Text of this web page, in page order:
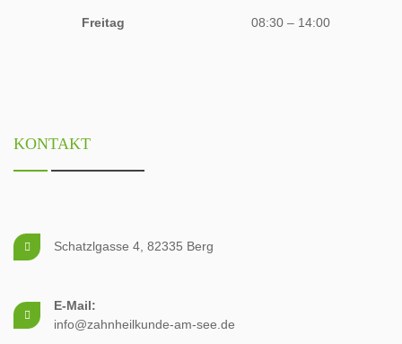
Freitag 08:30 – 14:00
KONTAKT
Schatzlgasse 4, 82335 Berg
E-Mail:
info@zahnheilkunde-am-see.de